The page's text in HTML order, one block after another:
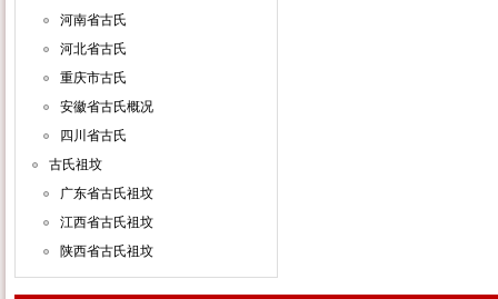
河南省古氏
河北省古氏
重庆市古氏
安徽省古氏概况
四川省古氏
古氏祖坟
广东省古氏祖坟
江西省古氏祖坟
陕西省古氏祖坟